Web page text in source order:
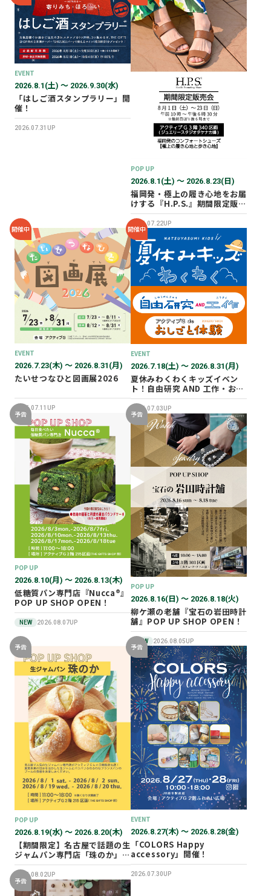
EVENT
2026.8.1(土) 〜 2026.9.30(水)
「はしご酒スタンプラリー」開
催！
2026.07.31UP
POP UP
2026.8.1(土) 〜 2026.8.23(日)
福岡発・極上の履き心地をお届
けする『H.P.S.』期間限定販売
会を開催✨
2026.07.22UP
開催中
EVENT
2026.7.23(木) 〜 2026.8.31(月)
たいせつなひと図画展2026
2026.07.11UP
開催中
EVENT
2026.7.18(土) 〜 2026.8.31(月)
夏休みわくわくキッズイベン
ト！自由研究 AND 工作・おし
ごと体験！
2026.07.03UP
予告
POP UP
2026.8.10(月) 〜 2026.8.13(木)
低糖質パン専門店『Nucca®』
POP UP SHOP OPEN！
NEW 2026.08.07UP
予告
POP UP
2026.8.16(日) 〜 2026.8.18(火)
柳ケ瀬の老舗『宝石の岩田時計
舗』POP UP SHOP OPEN！
NEW 2026.08.05UP
予告
POP UP
2026.8.19(水) 〜 2026.8.20(木)
【期間限定】名古屋で話題の生
ジャムパン専門店「珠のか」
POP UP SHOP
2026.08.02UP
予告
EVENT
2026.8.27(木) 〜 2026.8.28(金)
「COLORS Happy
accessory」開催！
2026.07.30UP
予告